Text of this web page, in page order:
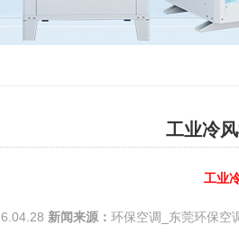
工业冷
工业
新闻来源： 环保空调_东莞环保空